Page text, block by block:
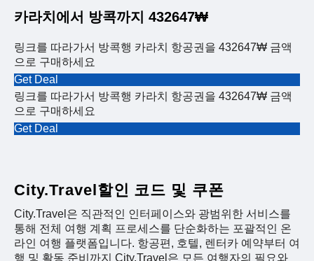
카라치에서 방콕까지 432647₩
링크를 따라가서 방콕행 카라치 항공권을 432647₩ 금액
으로 구매하세요
Get Deal
링크를 따라가서 방콕행 카라치 항공권을 432647₩ 금액
으로 구매하세요
Get Deal
City.Travel할인 코드 및 쿠폰
City.Travel은 직관적인 인터페이스와 광범위한 서비스를
통해 전체 여행 계획 프로세스를 단순화하는 포괄적인 온
라인 여행 플랫폼입니다. 항공편, 호텔, 렌터카 예약부터 여
행 및 활동 준비까지 City.Travel은 모든 여행자의 필요와